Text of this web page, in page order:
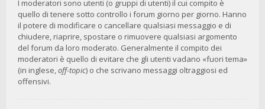
I moderatori sono utenti (o gruppi di utenti) il cui compito è
quello di tenere sotto controllo i forum giorno per giorno. Hanno
il potere di modificare o cancellare qualsiasi messaggio e di
chiudere, riaprire, spostare o rimuovere qualsiasi argomento
del forum da loro moderato. Generalmente il compito dei
moderatori è quello di evitare che gli utenti vadano «fuori tema»
(in inglese,off-topic) o che scrivano messaggi oltraggiosi ed
offensivi.